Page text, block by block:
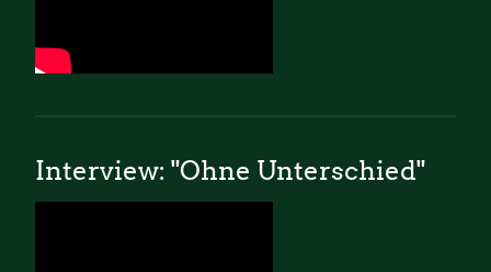
Interview: "Ohne Unterschied"